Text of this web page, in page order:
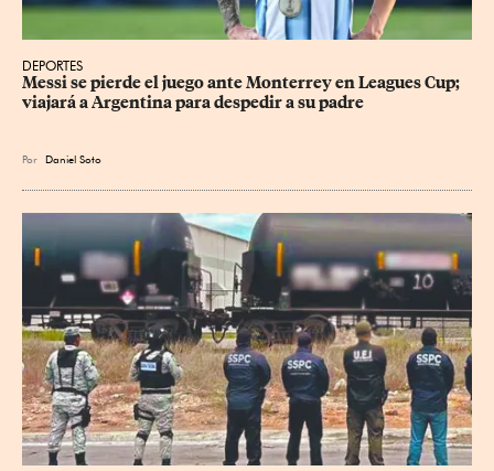
DEPORTES
Messi se pierde el juego ante Monterrey en Leagues Cup;
viajará a Argentina para despedir a su padre
Por Daniel Soto